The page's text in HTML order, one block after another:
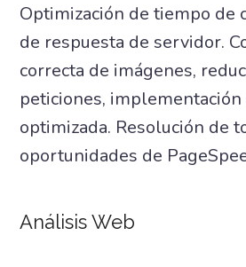
Optimización de tiempo de
de respuesta de servidor.
correcta de imágenes,
peticiones, implementación
optimizada. Resolución de
oportunidades de
Análisis Web